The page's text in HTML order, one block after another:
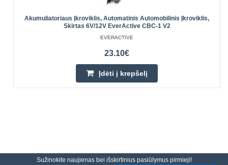
Akumuliatoriaus Įkroviklis, Automatinis Automobilinis Įkroviklis,
Skirtas 6V/12V EverActive CBC-1 V2
EVERACTIVE
23.10€
Įdėti į krepšelį
Sužinokite naujienas bei išskirtinius pasiūlymus pirmieji!